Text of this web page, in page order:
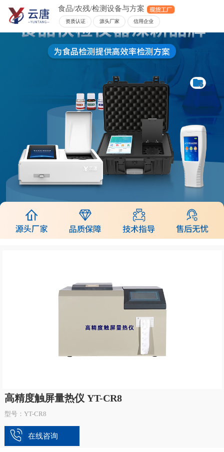
食品/农残/检测设备与方案
资质认证 源头厂家 信用企业
高精度触屏量热仪 YT-CR8
型号：YT-CR8
在线咨询